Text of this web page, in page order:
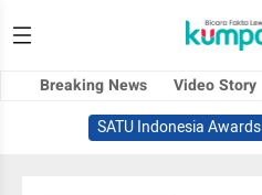
Breaking News Video Story
SATU Indonesia Awards